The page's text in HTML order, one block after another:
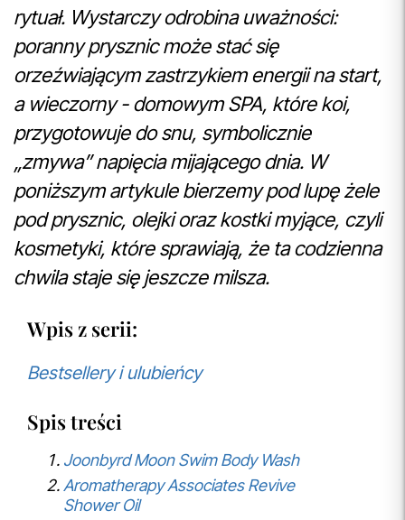
rytuał. Wystarczy odrobina uważności:
poranny prysznic może stać się
orzeźwiającym zastrzykiem energii na start,
a wieczorny - domowym SPA, które koi,
przygotowuje do snu, symbolicznie
„zmywa” napięcia mijającego dnia. W
poniższym artykule bierzemy pod lupę żele
pod prysznic, olejki oraz kostki myjące, czyli
kosmetyki, które sprawiają, że ta codzienna
chwila staje się jeszcze milsza.
Wpis z serii:
Bestsellery i ulubieńcy
Spis treści
Joonbyrd Moon Swim Body Wash
Aromatherapy Associates Revive
Shower Oil